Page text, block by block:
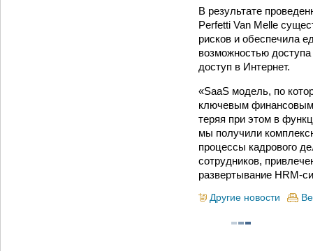
В результате
Perfetti Van Melle
рисков и обеспечила
возможностью
доступ в Интернет.
«SaaS модель, по
ключевым финансовым
теряя при этом в
мы получили
процессы кадрового
сотрудников,
развертывание HRM-
Другие новости